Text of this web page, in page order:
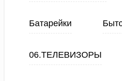
Батарейки
06.ТЕЛЕВИЗОРЫ